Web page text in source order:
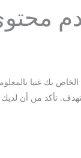
بك غنيا
تأكد من أن لديك